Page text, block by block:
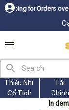
Orders over 150USDㅤ
Thiếu Nhi
Cổ Tích
Tài
Chính
In